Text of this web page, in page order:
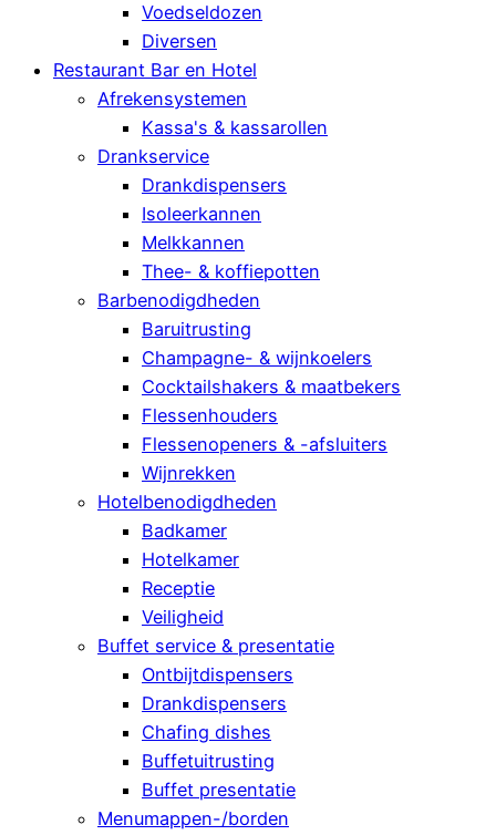
Voedseldozen
Diversen
Restaurant Bar en Hotel
Afrekensystemen
Kassa's & kassarollen
Drankservice
Drankdispensers
Isoleerkannen
Melkkannen
Thee- & koffiepotten
Barbenodigdheden
Baruitrusting
Champagne- & wijnkoelers
Cocktailshakers & maatbekers
Flessenhouders
Flessenopeners & -afsluiters
Wijnrekken
Hotelbenodigdheden
Badkamer
Hotelkamer
Receptie
Veiligheid
Buffet service & presentatie
Ontbijtdispensers
Drankdispensers
Chafing dishes
Buffetuitrusting
Buffet presentatie
Menumappen-/borden